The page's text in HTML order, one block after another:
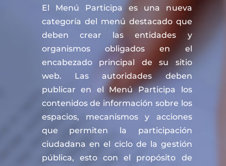
El Menú Participa es una nueva
categoría del menú destacado que
deben crear las entidades y
organismos obligados en el
encabezado principal de su sitio
web. Las autoridades deben
publicar en el Menú Participa los
contenidos de información sobre los
espacios, mecanismos y acciones
que permiten la participación
ciudadana en el ciclo de la gestión
pública, esto con el propósito de